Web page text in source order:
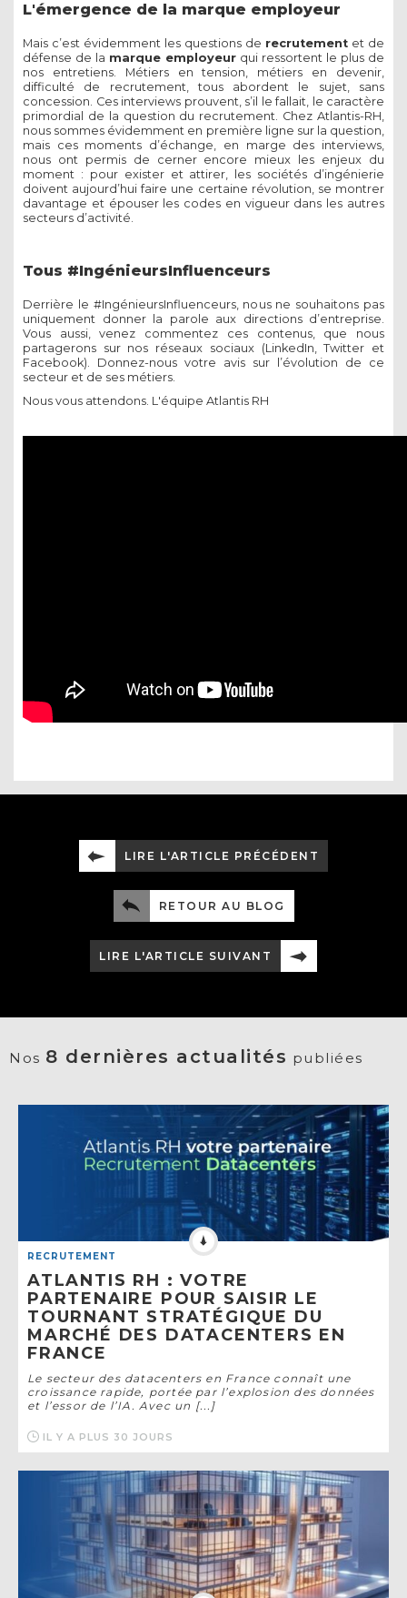
L'émergence de la marque employeur
Mais c’est évidemment les questions de recrutement et de
défense de la marque employeur qui ressortent le plus de
nos entretiens. Métiers en tension, métiers en devenir,
difficulté de recrutement, tous abordent le sujet, sans
concession. Ces interviews prouvent, s’il le fallait, le caractère
primordial de la question du recrutement. Chez Atlantis-RH,
nous sommes évidemment en première ligne sur la question,
mais ces moments d’échange, en marge des interviews,
nous ont permis de cerner encore mieux les enjeux du
moment : pour exister et attirer, les sociétés d’ingénierie
doivent aujourd’hui faire une certaine révolution, se montrer
davantage et épouser les codes en vigueur dans les autres
secteurs d’activité.
Tous #IngénieursInfluenceurs
Derrière le #IngénieursInfluenceurs, nous ne souhaitons pas
uniquement donner la parole aux directions d’entreprise.
Vous aussi, venez commentez ces contenus, que nous
partagerons sur nos réseaux sociaux (LinkedIn, Twitter et
Facebook). Donnez-nous votre avis sur l’évolution de ce
secteur et de ses métiers.
Nous vous attendons. L'équipe Atlantis RH
LIRE L'ARTICLE PRÉCÉDENT
RETOUR AU BLOG
LIRE L'ARTICLE SUIVANT
Nos 8 dernières actualités publiées
RECRUTEMENT
ATLANTIS RH : VOTRE
PARTENAIRE POUR SAISIR LE
TOURNANT STRATÉGIQUE DU
MARCHÉ DES DATACENTERS EN
FRANCE
Le secteur des datacenters en France connaît une
croissance rapide, portée par l’explosion des données
et l’essor de l’IA. Avec un [...]
IL Y A PLUS 30 JOURS